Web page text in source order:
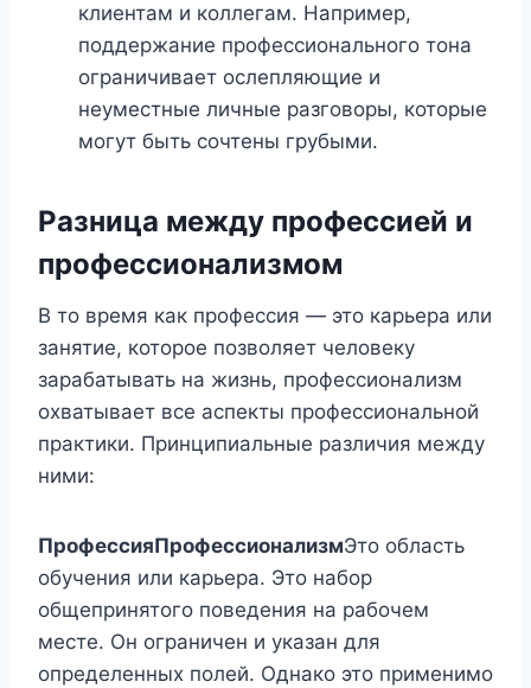
клиентам и коллегам. Например,
поддержание профессионального тона
ограничивает ослепляющие и
неуместные личные разговоры, которые
могут быть сочтены грубыми.
Разница между профессией и
профессионализмом
В то время как профессия — это карьера или
занятие, которое позволяет человеку
зарабатывать на жизнь, профессионализм
охватывает все аспекты профессиональной
практики. Принципиальные различия между
ними:
ПрофессияПрофессионализмЭто область
обучения или карьера. Это набор
общепринятого поведения на рабочем
месте. Он ограничен и указан для
определенных полей. Однако это применимо